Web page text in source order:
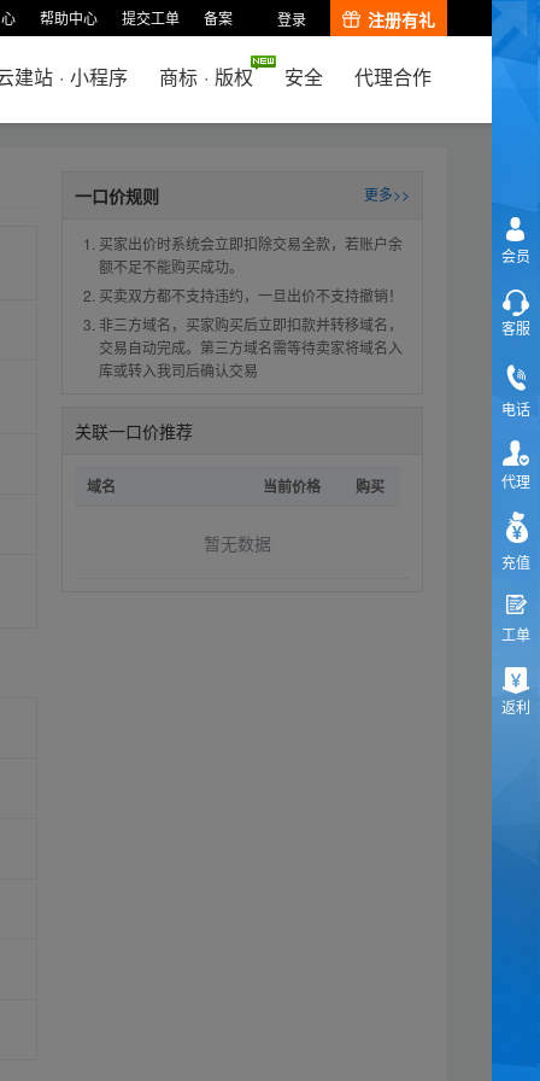
帮助中心 提交工单 备案 登录 注册有礼
建站 · 小程序 商标 · 版权 安全 代理合作
一口价规则 更多>>
买家出价时系统会立即扣除交易全款，若账户余
额不足不能购买成功。
买卖双方都不支持违约，一旦出价不支持撤销！
非三方域名，买家购买后立即扣款并转移域名，
交易自动完成。第三方域名需等待卖家将域名入
库或转入我司后确认交易
关联一口价推荐
域名 当前价格 购买
暂无数据
会员
客服
电话
代理
充值
工单
返利